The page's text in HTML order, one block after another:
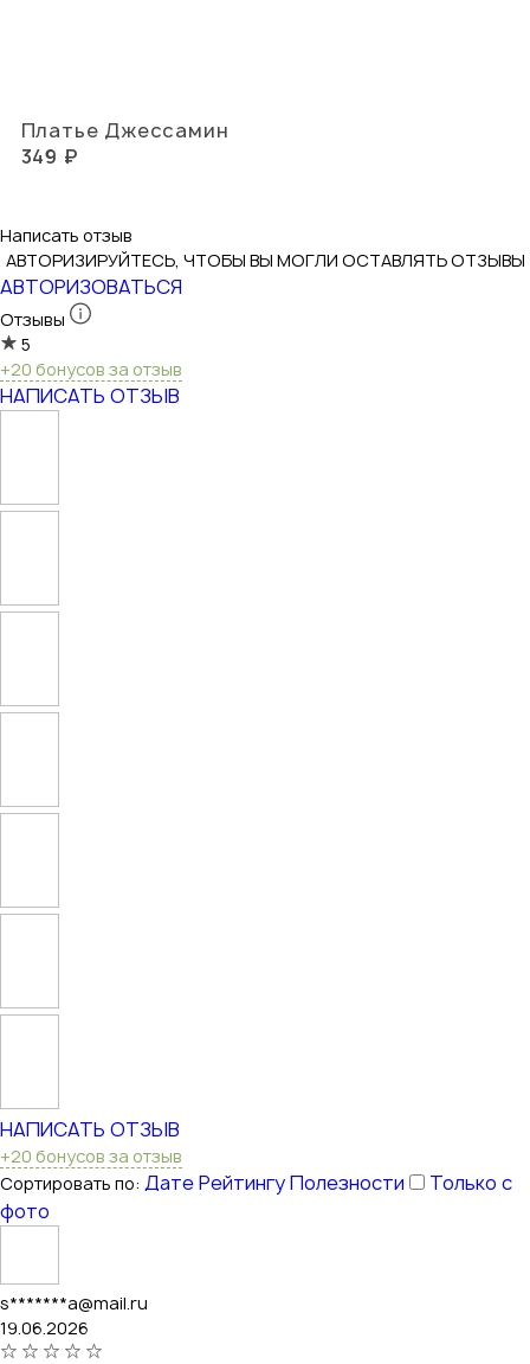
Платье Джессамин
349 ₽
Написать отзыв
АВТОРИЗИРУЙТЕСЬ, ЧТОБЫ ВЫ МОГЛИ ОСТАВЛЯТЬ ОТЗЫВЫ
АВТОРИЗОВАТЬСЯ
Отзывы
5
+20 бонусов за отзыв
НАПИСАТЬ ОТЗЫВ
НАПИСАТЬ ОТЗЫВ
+20 бонусов за отзыв
Сортировать по: ДатеРейтингуПолезности
Только с
фото
s*******a@mail.ru
19.06.2026